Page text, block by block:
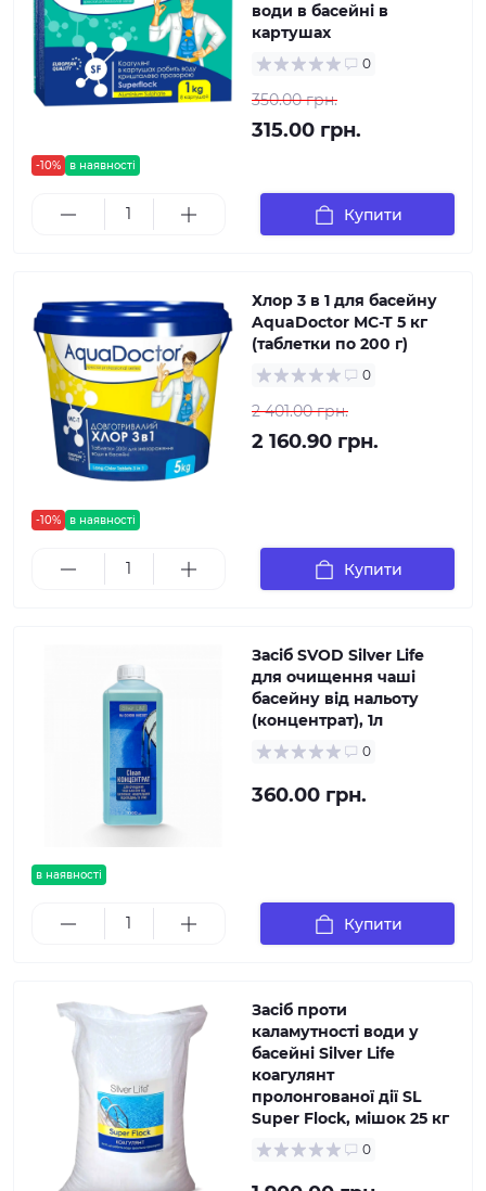
-10% в наявності
води в басейні в
картушах
0
350.00 грн.
315.00 грн.
Купити
-10% в наявності
Хлор 3 в 1 для басейну
AquaDoctor MC-T 5 кг
(таблетки по 200 г)
0
2 401.00 грн.
2 160.90 грн.
Купити
в наявності
Засіб SVOD Silver Life
для очищення чаші
басейну від нальоту
(концентрат), 1л
0
360.00 грн.
Купити
Засіб проти
каламутності води у
басейні Silver Life
коагулянт
пролонгованої дії SL
Super Flock, мішок 25 кг
0